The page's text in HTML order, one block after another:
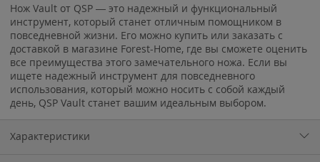
Нож Vault от QSP — это надежный и функциональный
инструмент, который станет отличным помощником в
повседневной жизни. Его можно купить или заказать с
доставкой в магазине Forest-Home, где вы сможете оценить
все преимущества этого замечательного ножа. Если вы
ищете надежный инструмент для повседневного
использования, который можно носить с собой каждый
день, QSP Vault станет вашим идеальным выбором.
Характеристики